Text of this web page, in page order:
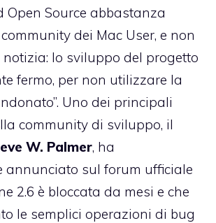
Open Source abbastanza
dei Mac User, e non
lo sviluppo del progetto
fermo, per non utilizzare la
Uno dei principali
community di sviluppo, il
W. Palmer, ha
annunciato sul forum ufficiale
2.6 è bloccata da mesi e che
le semplici operazioni di bug